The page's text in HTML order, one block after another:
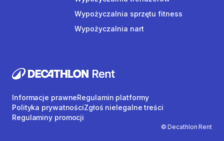
Wypożyczalnia sprzętu fitness
Wypożyczalnia nart
© Decathlon Rent
Informacje prawneRegulamin platformy
Polityka prywatnościZgłoś nielegalne treści
Regulaminy promocji